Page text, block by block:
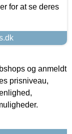
for at se deres
og anmeldt
prisniveau,